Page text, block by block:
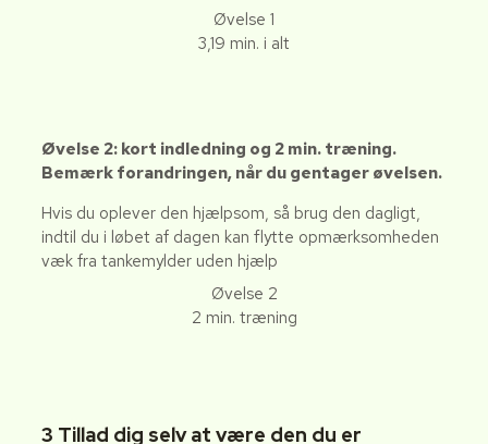
Øvelse 1
3,19 min. i alt
Øvelse 2: kort indledning og 2 min. træning.
Bemærk forandringen, når du gentager øvelsen.
Hvis du oplever den hjælpsom, så brug den dagligt,
indtil du i løbet af dagen kan flytte opmærksomheden
væk fra tankemylder uden hjælp
Øvelse 2
2 min. træning
3 Tillad dig selv at være den du er